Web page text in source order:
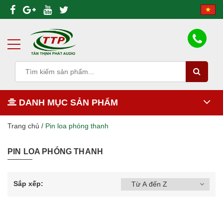
DANH MỤC SẢN PHẨM
Trang chủ / Pin loa phóng thanh
PIN LOA PHÓNG THANH
Sắp xếp: